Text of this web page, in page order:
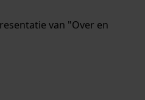
van "Over en